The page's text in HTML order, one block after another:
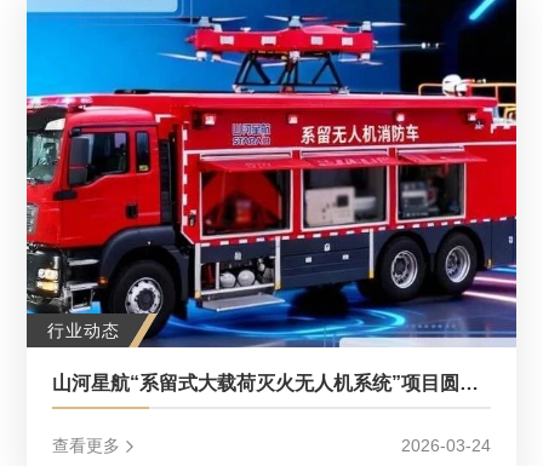
行业动态
山河星航“系留式大载荷灭火无人机系统”项目圆满完成现场核查│展商动态
查看更多 2026-03-24